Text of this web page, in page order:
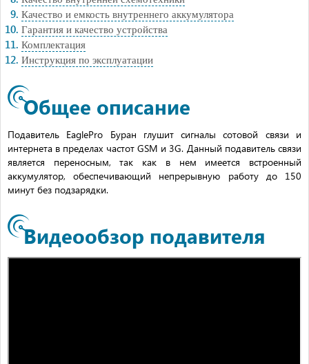
Качество и емкость внутреннего аккумулятора
Гарантия и качество устройства
Комплектация
Инструкция по эксплуатации
Общее описание
Подавитель EaglePro Буран глушит сигналы сотовой связи и
интернета в пределах частот GSM и 3G. Данный подавитель связи
является переносным, так как в нем имеется встроенный
аккумулятор, обеспечивающий непрерывную работу до 150
минут без подзарядки.
Видеообзор подавителя